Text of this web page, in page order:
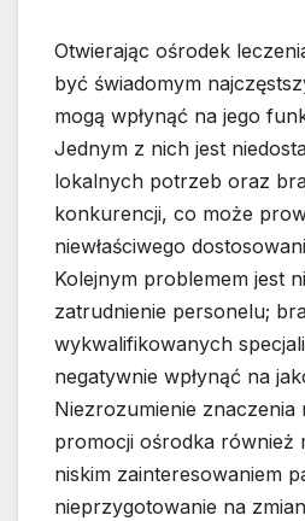
Otwierając ośrodek
być świadomym
mogą wpłynąć na jego
Jednym z nich jest
lokalnych potrzeb oraz
konkurencji, co może
niewłaściwego
Kolejnym problemem jest
zatrudnienie personelu;
wykwalifikowanych
negatywnie wpłynąć na
Niezrozumienie znaczenia
promocji ośrodka również
niskim zainteresowaniem
nieprzygotowanie na